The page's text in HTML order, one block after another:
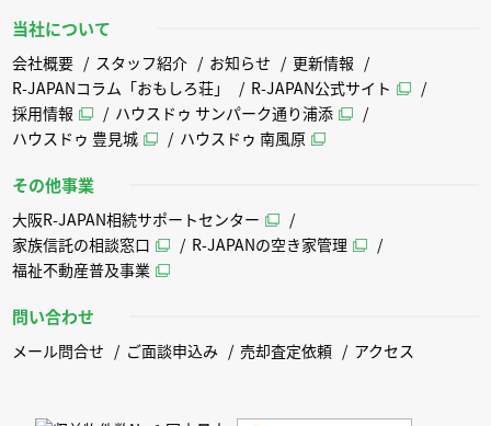
当社について
会社概要 スタッフ紹介 お知らせ
更新情報
R-JAPANコラム「おもしろ荘」
R-JAPAN公式サイト
採用情報
ハウスドゥ サンパーク通り浦添
ハウスドゥ 豊見城
ハウスドゥ 南風原
その他事業
大阪R-JAPAN相続サポートセンター
家族信託の相談窓口
R-JAPANの空き家管理
福祉不動産普及事業
問い合わせ
メール問合せ ご面談申込み 売却査定依頼 アクセス